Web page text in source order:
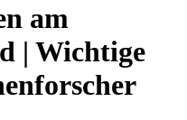
am
| Wichtige